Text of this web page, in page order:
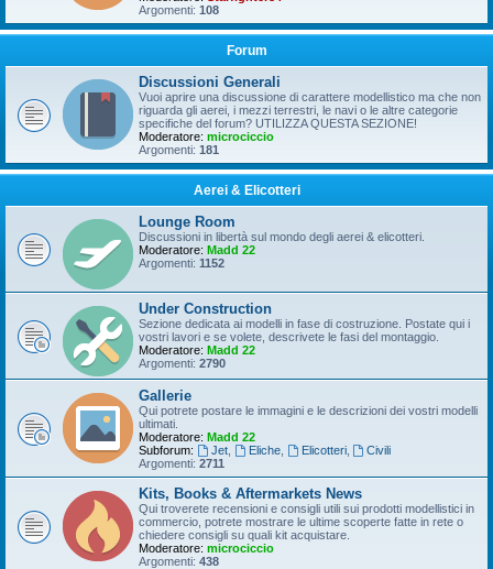
Argomenti: 108
Forum
Discussioni Generali
Vuoi aprire una discussione di carattere modellistico ma che non
riguarda gli aerei, i mezzi terrestri, le navi o le altre categorie
specifiche del forum? UTILIZZA QUESTA SEZIONE!
Moderatore: microciccio
Argomenti: 181
Aerei & Elicotteri
Lounge Room
Discussioni in libertà sul mondo degli aerei & elicotteri.
Moderatore: Madd 22
Argomenti: 1152
Under Construction
Sezione dedicata ai modelli in fase di costruzione. Postate qui i
vostri lavori e se volete, descrivete le fasi del montaggio.
Moderatore: Madd 22
Argomenti: 2790
Gallerie
Qui potrete postare le immagini e le descrizioni dei vostri modelli
ultimati.
Moderatore: Madd 22
Subforum:
Jet, Eliche, Elicotteri,
Civili
Argomenti: 2711
Kits, Books & Aftermarkets News
Qui troverete recensioni e consigli utili sui prodotti modellistici in
commercio, potrete mostrare le ultime scoperte fatte in rete o
chiedere consigli su quali kit acquistare.
Moderatore: microciccio
Argomenti: 438